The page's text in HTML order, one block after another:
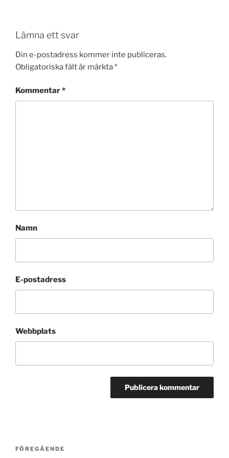
Lämna ett svar
Din e-postadress kommer inte publiceras.
Obligatoriska fält är märkta*
Kommentar*
Namn
E-postadress
Webbplats
Inläggsnavigering
Föregående
FÖREGÅENDE